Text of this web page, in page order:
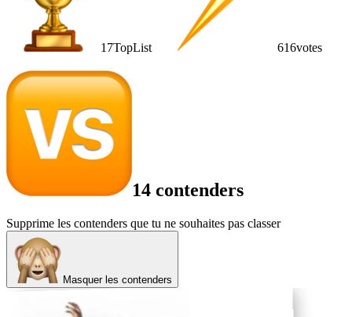
17TopList 616votes
14 contenders
Supprime les contenders que tu ne souhaites pas classer
Masquer les contenders